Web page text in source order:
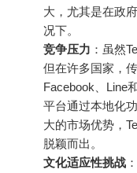
大，尤其是在政
况下。
竞争压力 ：虽然
但在许多国家，
Facebook、Line
平台通过本地化
大的市场优势，
脱颖而出。
文化适应性挑战